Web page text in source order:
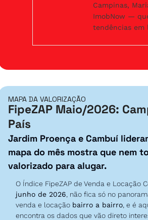
Campinas,
ImobNow —
tendências em
MAPA DA VALORIZAÇÃO
FipeZAP Maio/2026:
País
Jardim Proença e Cambuí
mapa do mês mostra que nem
valorizado para alugar.
O Índice FipeZAP de Venda e Locação
junho de 2026 , não fica só no
venda e locação bairro a bairro , e é
encontra os dados que vão direto